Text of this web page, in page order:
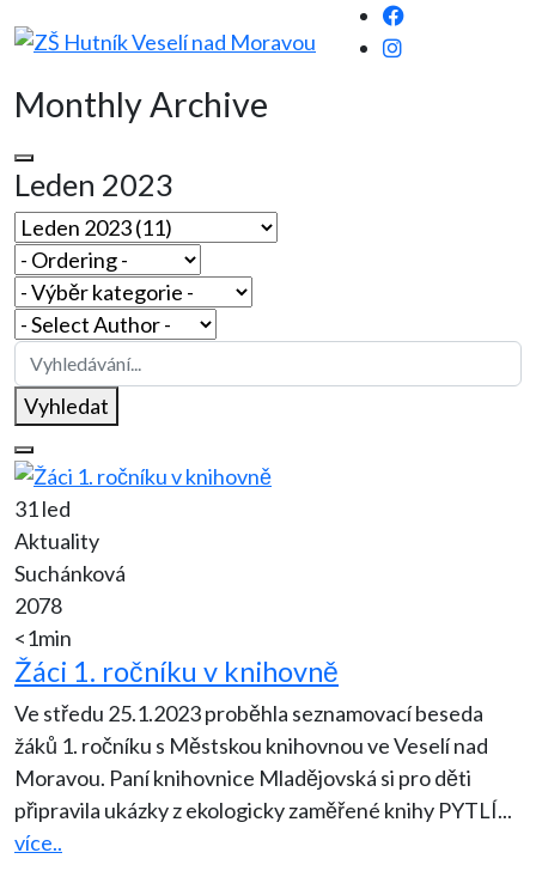
Monthly Archive
Leden 2023
Vyhledat
31 led
Aktuality
Suchánková
2078
<1min
Žáci 1. ročníku v knihovně
Ve středu 25.1.2023 proběhla seznamovací beseda
žáků 1. ročníku s Městskou knihovnou ve Veselí nad
Moravou. Paní knihovnice Mladějovská si pro děti
připravila ukázky z ekologicky zaměřené knihy PYTLÍ...
více..